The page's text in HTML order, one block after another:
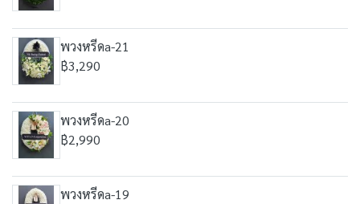
พวงหรีดa-21
฿3,290
พวงหรีดa-20
฿2,990
พวงหรีดa-19